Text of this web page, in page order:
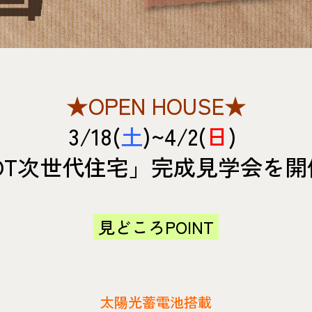
★OPEN HOUSE★
3/18(土)~4/2(日)
次世代住宅」 完成見学会を
見どころPOINT
太陽光蓄電池搭載